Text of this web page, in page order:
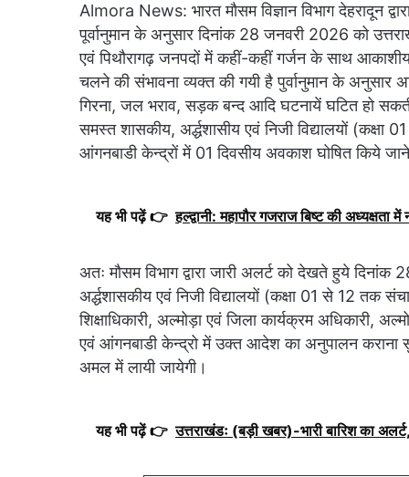
Almora News: भारत मौसम विज्ञान विभाग देहरादून
पूर्वानुमान के अनुसार दिनांक 28 जनवरी 2026 को
एवं पिथौरागढ़ जनपदों में कहीं-कहीं गर्जन के साथ
चलने की संभावना व्यक्त की गयी है पुर्वानुमान के अनुसार
गिरना, जल भराव, सड़क बन्द आदि घटनायें घटित हो
समस्त शासकीय, अर्द्धशासीय एवं निजी विद्यालयों
आंगनबाडी केन्द्रों में 01 दिवसीय अवकाश घोषित किये जाने
यह भी पढ़ें 👉 हल्द्वानी: महापौर गजराज बिष्ट की
अतः मौसम विभाग द्वारा जारी अलर्ट को देखते हुये
अर्द्धशासकीय एवं निजी विद्यालयों (कक्षा 01 से 12
शिक्षाधिकारी, अल्मोड़ा एवं जिला कार्यक्रम अधिकारी,
एवं आंगनबाडी केन्द्रो में उक्त आदेश का अनुपालन कराना
अमल में लायी जायेगी।
यह भी पढ़ें 👉 उत्तराखंडः (बड़ी खबर)-भारी बारिश का